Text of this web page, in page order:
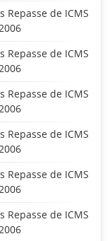
de ICMS
de ICMS
de ICMS
de ICMS
de ICMS
de ICMS